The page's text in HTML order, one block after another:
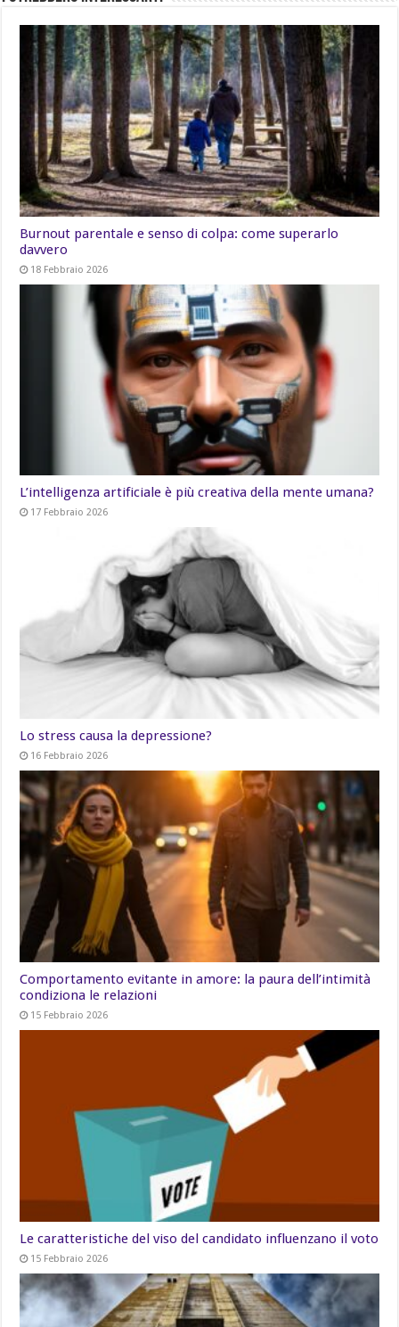
Burnout parentale e senso di colpa: come superarlo
davvero
18 Febbraio 2026
L’intelligenza artificiale è più creativa della mente umana?
17 Febbraio 2026
Lo stress causa la depressione?
16 Febbraio 2026
Comportamento evitante in amore: la paura dell’intimità
condiziona le relazioni
15 Febbraio 2026
Le caratteristiche del viso del candidato influenzano il voto
15 Febbraio 2026